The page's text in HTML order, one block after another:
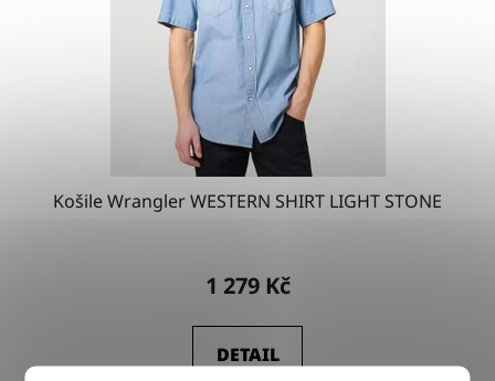
Košile Wrangler WESTERN SHIRT LIGHT STONE
1 279 Kč
DETAIL